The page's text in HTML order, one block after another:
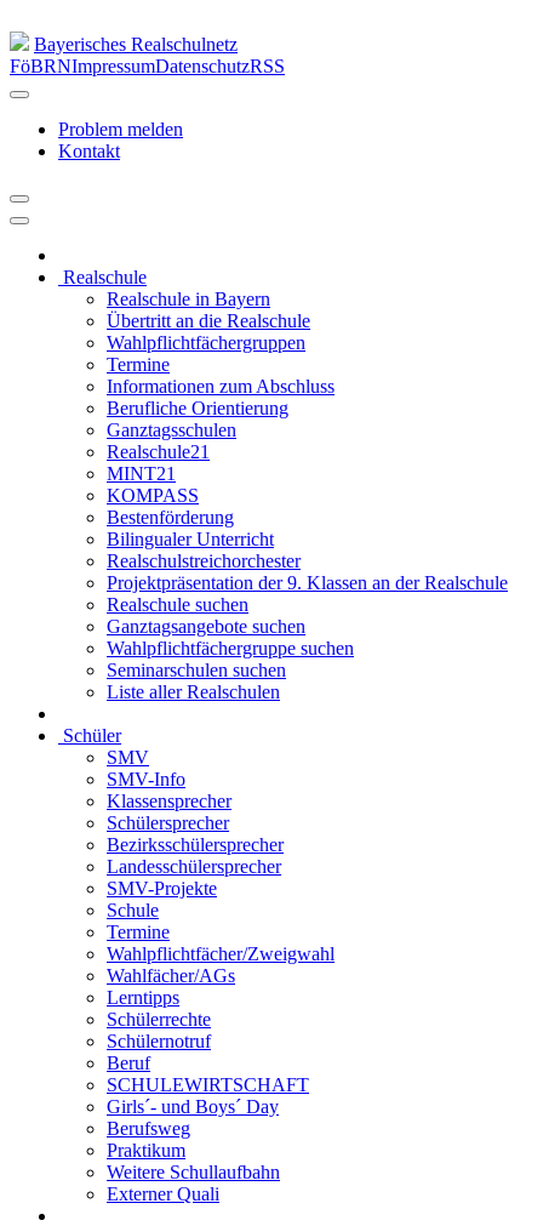
Bayerisches Realschulnetz
FöBRNImpressumDatenschutzRSS
Problem melden
Kontakt
Realschule
Realschule in Bayern
Übertritt an die Realschule
Wahlpflichtfächergruppen
Termine
Informationen zum Abschluss
Berufliche Orientierung
Ganztagsschulen
Realschule21
MINT21
KOMPASS
Bestenförderung
Bilingualer Unterricht
Realschulstreichorchester
Projektpräsentation der 9. Klassen an der Realschule
Realschule suchen
Ganztagsangebote suchen
Wahlpflichtfächergruppe suchen
Seminarschulen suchen
Liste aller Realschulen
Schüler
SMV
SMV-Info
Klassensprecher
Schülersprecher
Bezirksschülersprecher
Landesschülersprecher
SMV-Projekte
Schule
Termine
Wahlpflichtfächer/Zweigwahl
Wahlfächer/AGs
Lerntipps
Schülerrechte
Schülernotruf
Beruf
SCHULEWIRTSCHAFT
Girls´- und Boys´ Day
Berufsweg
Praktikum
Weitere Schullaufbahn
Externer Quali